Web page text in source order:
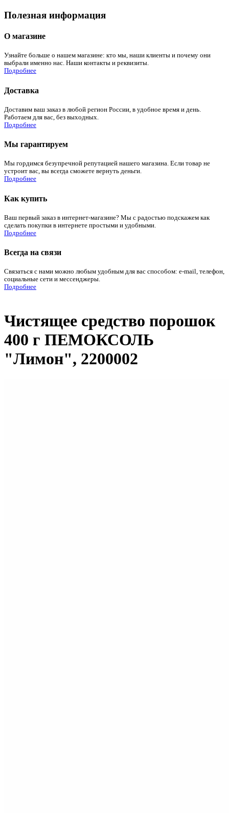
Полезная информация
О магазине
Узнайте больше о нашем магазине: кто мы, наши клиенты и почему они
выбрали именно нас. Наши контакты и реквизиты.
Подробнее
Доставка
Доставим ваш заказ в любой регион России, в удобное время и день.
Работаем для вас, без выходных.
Подробнее
Мы гарантируем
Мы гордимся безупречной репутацией нашего магазина. Если товар не
устроит вас, вы всегда сможете вернуть деньги.
Подробнее
Как купить
Ваш первый заказ в интернет-магазине? Мы с радостью подскажем как
сделать покупки в интернете простыми и удобными.
Подробнее
Всегда на связи
Связаться с нами можно любым удобным для вас способом: e-mail, телефон,
социальные сети и мессенджеры.
Подробнее
Чистящее средство порошок
400 г ПЕМОКСОЛЬ
"Лимон", 2200002